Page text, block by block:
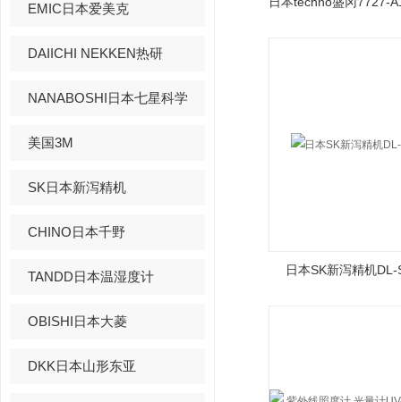
EMIC日本爱美克
DAIICHI NEKKEN热研
NANABOSHI日本七星科学
美国3M
SK日本新泻精机
CHINO日本千野
TANDD日本温湿度计
OBISHI日本大菱
DKK日本山形东亚
日本SK新泻精机